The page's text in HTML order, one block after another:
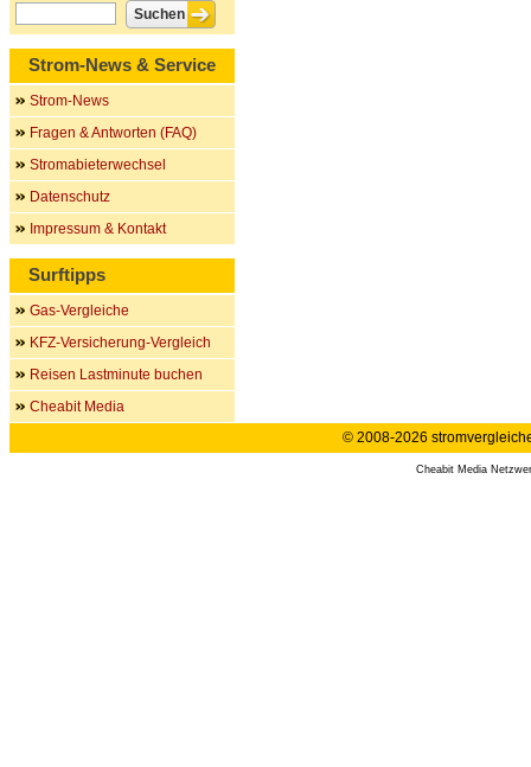
Strom-News & Service
Strom-News
Fragen & Antworten (FAQ)
Stromabieterwechsel
Datenschutz
Impressum & Kontakt
Surftipps
Gas-Vergleiche
KFZ-Versicherung-Vergleich
Reisen Lastminute buchen
Cheabit Media
© 2008-2026
Cheabit Media